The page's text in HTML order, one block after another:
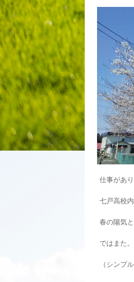
仕事があ
七戸高校
春の陽気
ではまた。
（シンプ